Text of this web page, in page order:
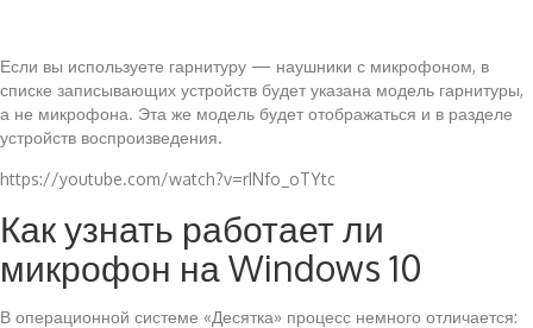
Если вы используете гарнитуру — наушники с микрофоном, в
списке записывающих устройств будет указана модель гарнитуры,
а не микрофона. Эта же модель будет отображаться и в разделе
устройств воспроизведения.
https://youtube.com/watch?v=rINfo_oTYtc
Как узнать работает ли
микрофон на Windows 10
В операционной системе «Десятка» процесс немного отличается: